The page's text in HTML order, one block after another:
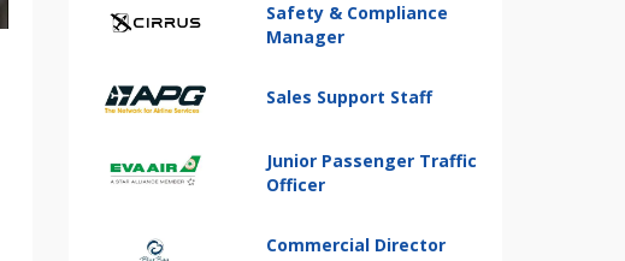
Safety & Compliance
Manager
Sales Support Staff
Junior Passenger Traffic
Officer
Commercial Director